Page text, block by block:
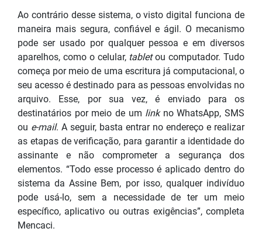
Ao contrário desse sistema, o visto digital funciona de
maneira mais segura, confiável e ágil. O mecanismo
pode ser usado por qualquer pessoa e em diversos
aparelhos, como o celular, tabletou computador. Tudo
começa por meio de uma escritura já computacional, o
seu acesso é destinado para as pessoas envolvidas no
arquivo. Esse, por sua vez, é enviado para os
destinatários por meio de um linkno WhatsApp, SMS
ou e-mail. A seguir, basta entrar no endereço e realizar
as etapas de verificação, para garantir a identidade do
assinante e não comprometer a segurança dos
elementos. “Todo esse processo é aplicado dentro do
sistema da Assine Bem, por isso, qualquer indivíduo
pode usá-lo, sem a necessidade de ter um meio
específico, aplicativo ou outras exigências”, completa
Mencaci.